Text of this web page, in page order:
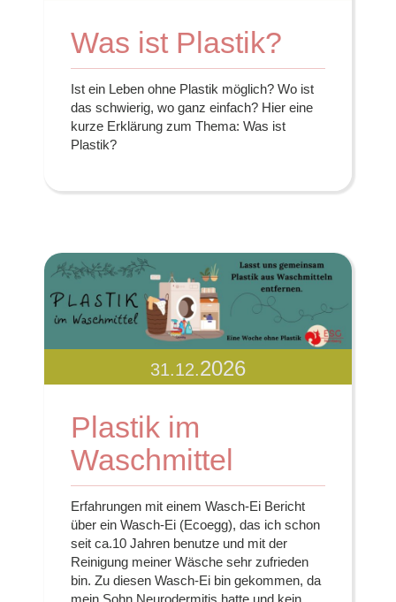
Was ist Plastik?
Ist ein Leben ohne Plastik möglich? Wo ist
das schwierig, wo ganz einfach? Hier eine
kurze Erklärung zum Thema: Was ist
Plastik?
31.12.2026
Plastik im
Waschmittel
Erfahrungen mit einem Wasch-Ei Bericht
über ein Wasch-Ei (Ecoegg), das ich schon
seit ca.10 Jahren benutze und mit der
Reinigung meiner Wäsche sehr zufrieden
bin. Zu diesen Wasch-Ei bin gekommen, da
mein Sohn Neurodermitis hatte und kein